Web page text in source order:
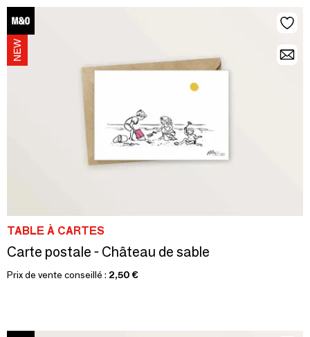
TABLE À CARTES
Carte postale - Château de sable
Prix de vente conseillé : 2,50 €